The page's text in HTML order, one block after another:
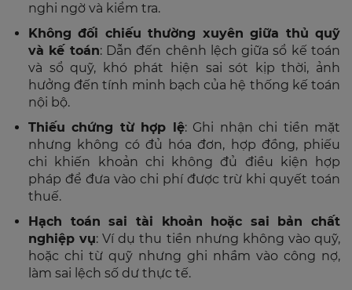
nghi ngờ và kiểm tra.
Không đối chiếu thường xuyên giữa thủ quỹ
và kế toán: Dẫn đến chênh lệch giữa sổ kế toán
và sổ quỹ, khó phát hiện sai sót kịp thời, ảnh
hưởng đến tính minh bạch của hệ thống kế toán
nội bộ.
Thiếu chứng từ hợp lệ: Ghi nhận chi tiền mặt
nhưng không có đủ hóa đơn, hợp đồng, phiếu
chi khiến khoản chi không đủ điều kiện hợp
pháp để đưa vào chi phí được trừ khi quyết toán
thuế.
Hạch toán sai tài khoản hoặc sai bản chất
nghiệp vụ: Ví dụ thu tiền nhưng không vào quỹ,
hoặc chi từ quỹ nhưng ghi nhầm vào công nợ,
làm sai lệch số dư thực tế.